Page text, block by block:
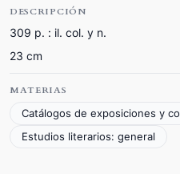
DESCRIPCIÓN
309 p. : il. col. y n.
23 cm
MATERIAS
Catálogos de exposiciones y
Estudios literarios: general